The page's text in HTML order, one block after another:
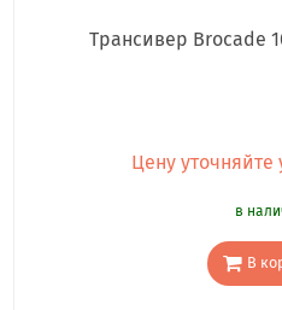
Трансивер Brocade
Цену
в
В